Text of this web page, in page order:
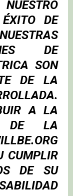
DE
DE
SON
DE LA
A LA
DE LA
CUMPLIR
DE SU